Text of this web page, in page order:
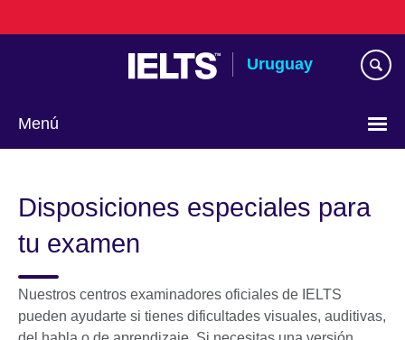
to
Uruguay
Menú
language
Disposiciones especiales para
tu examen
Nuestros centros examinadores oficiales de IELTS
pueden ayudarte si tienes dificultades visuales, auditivas,